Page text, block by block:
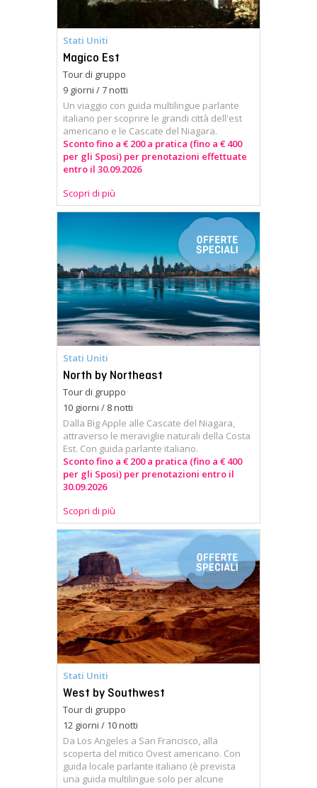
Stati Uniti
Magico Est
Tour di gruppo
9 giorni / 7 notti
Un viaggio con guida multilingue parlante
italiano per scoprire le grandi città dell'est
americano e le Cascate del Niagara.
Sconto fino a € 200 a pratica (fino a € 400
per gli Sposi) per prenotazioni effettuate
entro il 30.09.2026
Scopri di più
Stati Uniti
North by Northeast
Tour di gruppo
10 giorni / 8 notti
Dalla Big Apple alle Cascate del Niagara,
attraverso le meraviglie naturali della Costa
Est. Con guida parlante italiano.
Sconto fino a € 200 a pratica (fino a € 400
per gli Sposi) per prenotazioni entro il
30.09.2026
Scopri di più
Stati Uniti
West by Southwest
Tour di gruppo
12 giorni / 10 notti
Da Los Angeles a San Francisco, alla
scoperta del mitico Ovest americano. Con
guida locale parlante italiano (è prevista
una guida multilingue solo per alcune